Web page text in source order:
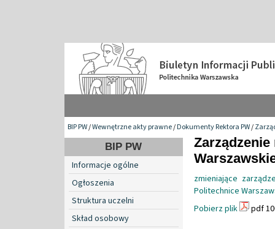
BIP PW/Wewnętrzne akty prawne/Dokumenty Rektora PW/
BIP PW
Informacje ogólne
Ogłoszenia
Struktura uczelni
Skład osobowy
zmieniające
Politechnice
Pobierz plik
pdf